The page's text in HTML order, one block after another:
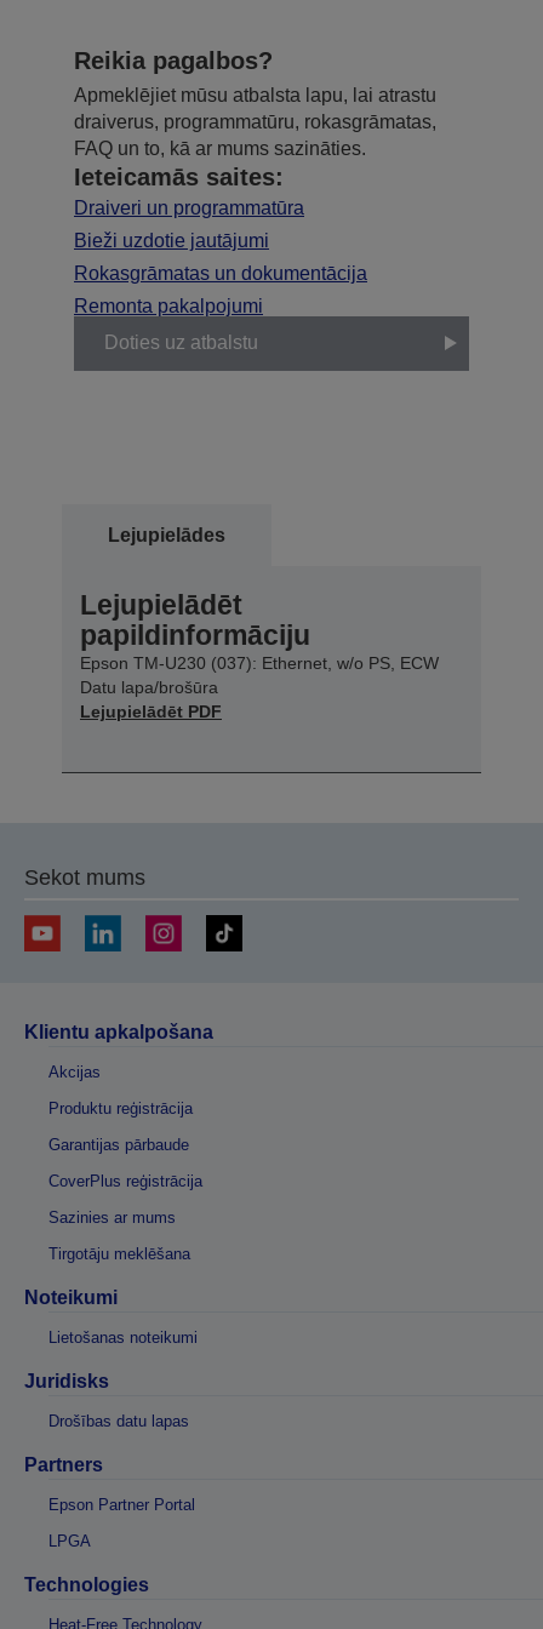
Reikia pagalbos?
Apmeklējiet mūsu atbalsta lapu, lai atrastu
draiverus, programmatūru, rokasgrāmatas,
FAQ un to, kā ar mums sazināties.
Ieteicamās saites:
Draiveri un programmatūra
Bieži uzdotie jautājumi
Rokasgrāmatas un dokumentācija
Remonta pakalpojumi
Doties uz atbalstu
Lejupielādes
Lejupielādēt
papildinformāciju
Epson TM-U230 (037): Ethernet, w/o PS, ECW
Datu lapa/brošūra
Lejupielādēt PDF
Sekot mums
Klientu apkalpošana
Akcijas
Produktu reģistrācija
Garantijas pārbaude
CoverPlus reģistrācija
Sazinies ar mums
Tirgotāju meklēšana
Noteikumi
Lietošanas noteikumi
Juridisks
Drošības datu lapas
Partners
Epson Partner Portal
LPGA
Technologies
Heat-Free Technology